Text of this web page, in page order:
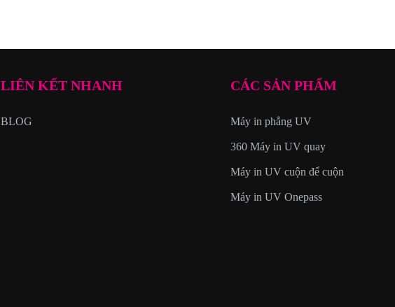
LIÊN KẾT NHANH
BLOG
CÁC SẢN PHẨM
Máy in phẳng UV
360 Máy in UV quay
Máy in UV cuộn để cuộn
Máy in UV Onepass